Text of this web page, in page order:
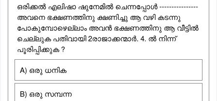
ഒരിക്കല്‍ എലിഷാ ഷുനേമില്‍ ചെന്നപ്പോള്‍ ----------------
അവനെ ഭക്ഷണത്തിനു ക്ഷണിച്ചു ആ വഴി കടന്നു
പോകുമ്പോഴെല്ലാം അവന്‍ ഭക്ഷണത്തിനു ആ വീട്ടില്‍
ചെല്ലുക പതിവായി 2രാജാക്കന്മാര്‍. 4. ല്‍ നിന്ന്
പൂരിപ്പിക്കുക ?
A) ഒരു ധനിക
B) ഒരു സമ്പന്ന